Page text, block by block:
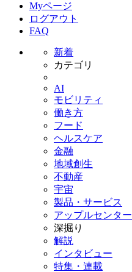
Myページ
ログアウト
FAQ
新着
カテゴリ
AI
モビリティ
働き方
フード
ヘルスケア
金融
地域創生
不動産
宇宙
製品・サービス
アップルセンター
深掘り
解説
インタビュー
特集・連載